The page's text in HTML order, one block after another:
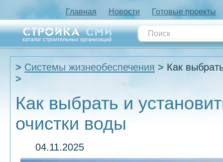
Главная Новости Готовые проекты
каталог строительных организаций
Системы жизнеобеспечения Как
Как выбрать и
очистки воды
04.11.2025